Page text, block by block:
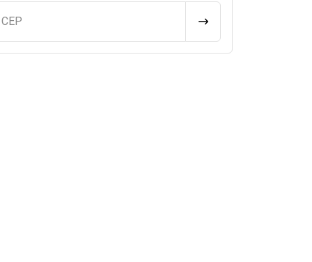
CALCULAR FRETE